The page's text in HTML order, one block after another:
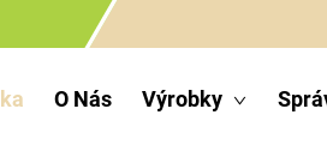
O Nás Výrobky